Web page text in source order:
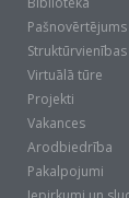
Struktūrvienības
Virtuālā tūre
Projekti
Vakances
Arodbiedrība
Pakalpojumi